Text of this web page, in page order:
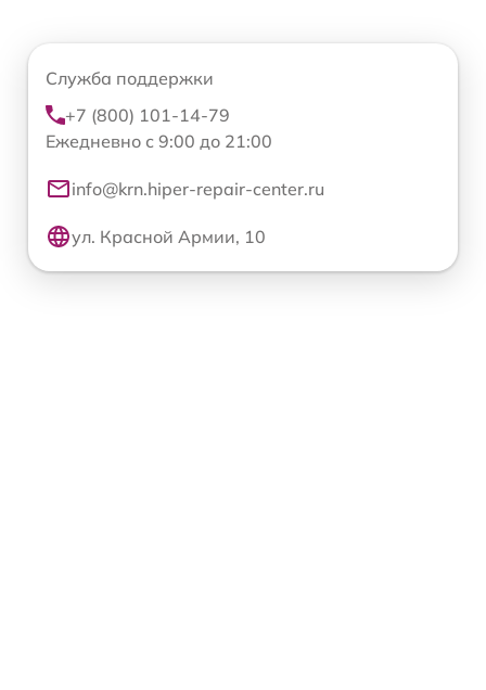
Служба поддержки
+7 (800) 101-14-79
Ежедневно с 9:00 до 21:00
info@krn.hiper-repair-center.ru
ул. Красной Армии, 10